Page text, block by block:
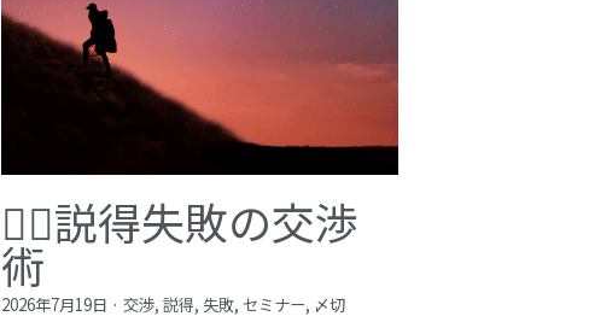
🕵️‍♂️説得失敗の交渉
術
2026年7月19日 · 交渉, 説得, 失敗, セミナー, 〆切